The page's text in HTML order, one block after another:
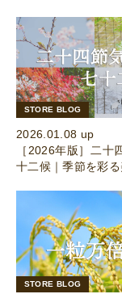
STORE BLOG
2026.01.08 up
［2026年版］二十
十二候｜季節を彩
STORE BLOG